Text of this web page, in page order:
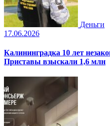
Деньги
17.06.2026
Калининградка 10 лет
Приставы взыскали 1,6 млн